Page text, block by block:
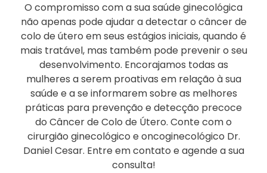
O compromisso com a sua saúde ginecológica
não apenas pode ajudar a detectar o câncer de
colo de útero em seus estágios iniciais, quando é
mais tratável, mas também pode prevenir o seu
desenvolvimento. Encorajamos todas as
mulheres a serem proativas em relação à sua
saúde e a se informarem sobre as melhores
práticas para prevenção e detecção precoce
do Câncer de Colo de Útero. Conte com o
cirurgião ginecológico e oncoginecológico Dr.
Daniel Cesar. Entre em contato e agende a sua
consulta!